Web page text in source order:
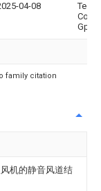
04-08
Gp
family citation
机的静音风道结